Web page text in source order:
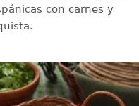
con carnes y